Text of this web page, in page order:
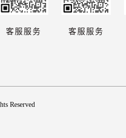
客服服务 客服服务
Reserved